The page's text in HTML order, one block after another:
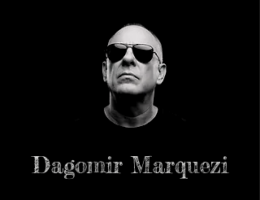
Dagomir Marquezi